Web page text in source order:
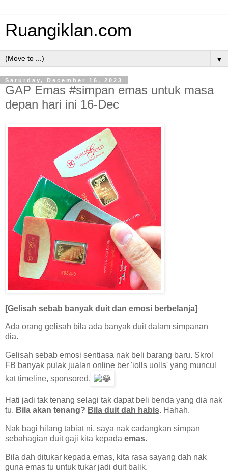
Ruangiklan.com
▼
Saturday, December 16, 2023
GAP Emas #simpan emas untuk masa
depan hari ini 16-Dec
[Gelisah sebab banyak duit dan emosi berbelanja]
Ada orang gelisah bila ada banyak duit dalam simpanan
dia.
Gelisah sebab emosi sentiasa nak beli barang baru. Skrol
FB banyak pulak jualan online ber 'iolls uolls' yang muncul
kat timeline, sponsored.
Hati jadi tak tenang selagi tak dapat beli benda yang dia nak
tu. Bila akan tenang? Bila duit dah habis. Hahah.
Nak bagi hilang tabiat ni, saya nak cadangkan simpan
sebahagian duit gaji kita kepada emas.
Bila dah ditukar kepada emas, kita rasa sayang dah nak
guna emas tu untuk tukar jadi duit balik.